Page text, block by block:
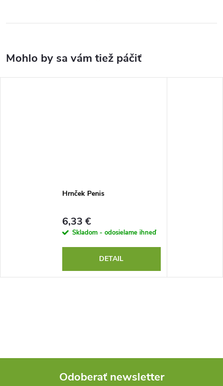
Hrnček Penis
6,33 €
Skladom - odosielame ihneď
DETAIL
Odoberať newsletter